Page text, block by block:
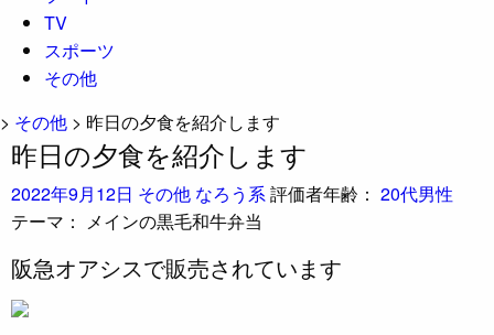
TV
スポーツ
その他
> その他 > 昨日の夕食を紹介します
昨日の夕食を紹介します
2022年9月12日 その他 なろう系評価者年齢： 20代男性
テーマ： メインの黒毛和牛弁当
阪急オアシスで販売されています